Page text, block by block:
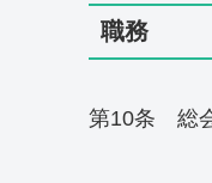
職務
第10条 総会